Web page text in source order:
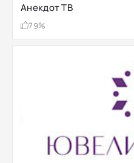
Анекдот ТВ
79%